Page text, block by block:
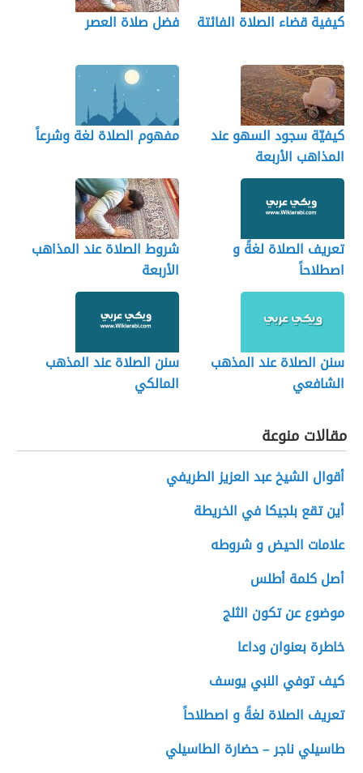
كيفية قضاء الصلاة الفائتة فضل صلاة العصر
كيفيّة سجود السهو عند
المذاهب الأربعة
مفهوم الصلاة لغة وشرعاً
تعريف الصلاة لغةً و
اصطلاحاً
شروط الصلاة عند المذاهب
الأربعة
سنن الصلاة عند المذهب
الشافعي
سنن الصلاة عند المذهب
المالكي
مقالات منوعة
أقوال الشيخ عبد العزيز الطريفي
أين تقع بلجيكا في الخريطة
علامات الحيض و شروطه
أصل كلمة أطلس
موضوع عن تكون الثلج
خاطرة بعنوان وداعا
كيف توفي النبي يوسف
تعريف الصلاة لغةً و اصطلاحاً
طاسيلي ناجر – حضارة الطاسيلي